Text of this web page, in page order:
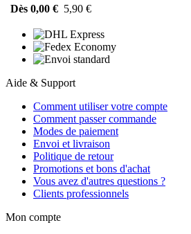
Dès 0,00 € 5,90 €
Aide & Support
Comment utiliser votre compte
Comment passer commande
Modes de paiement
Envoi et livraison
Politique de retour
Promotions et bons d'achat
Vous avez d'autres questions ?
Clients professionnels
Mon compte